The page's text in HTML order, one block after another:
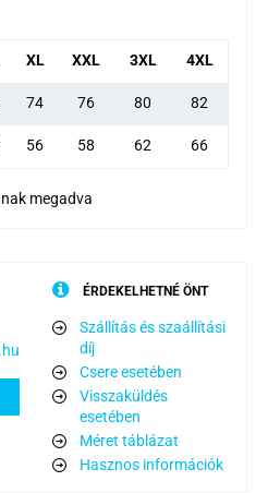
XL XXL 3XL 4XL
74 76 80 82
56 58 62 66
megadva
ÉRDEKELHETNÉ ÖNT
Szállítás és szaállítási
díj
Csere esetében
Visszaküldés
esetében
Méret táblázat
Hasznos információk